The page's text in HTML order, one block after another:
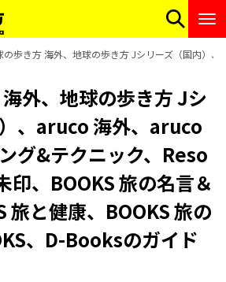
の歩き方 海外、地球の歩き方 Jシリーズ（国内）
外、地球の歩き方 Jシ
、aruco 海外、aruco
グ&テクニック、Reso
、BOOKS 旅の名言＆
旅と健康、BOOKS 旅の
、D-Booksのガイド